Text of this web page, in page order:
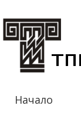
Начало